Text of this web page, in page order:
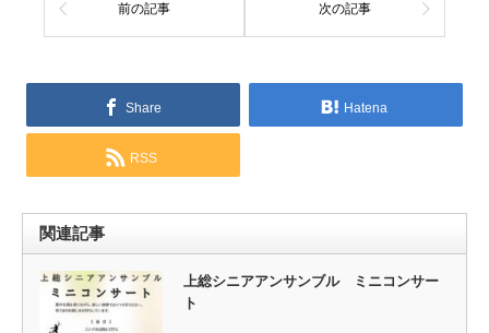
前の記事 次の記事
Share Hatena
RSS
関連記事
上総シニアアンサンブル ミニコンサー
ト